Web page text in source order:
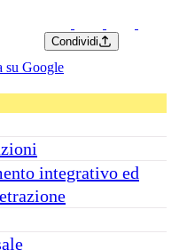
Condividi
su Google
integrativo ed